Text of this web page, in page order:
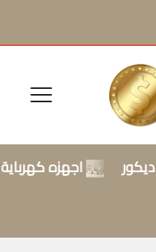
ديكور اجهزه كهرباية